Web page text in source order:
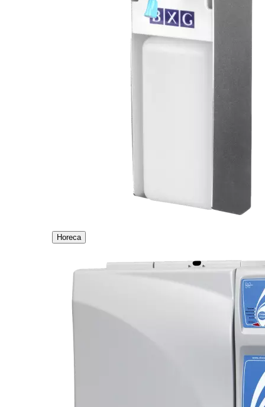
Horeca